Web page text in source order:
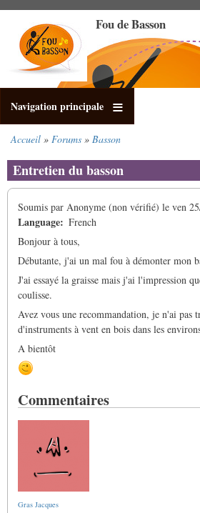
contenu
principal
Fou de Basson
Navigation principale
d'Ariane
Accueil Forums Basson
Entretien du basson
Soumis par Anonyme (non vérifié) le ven
Language
French
Bonjour à tous,
Débutante, j'ai un mal fou à démonter mon
J'ai essayé la graisse mais j'ai l'impression
coulisse.
Avez vous une recommandation, je n'ai pas
d'instruments à vent en bois dans les
A bientôt
Commentaires
Gras Jacques